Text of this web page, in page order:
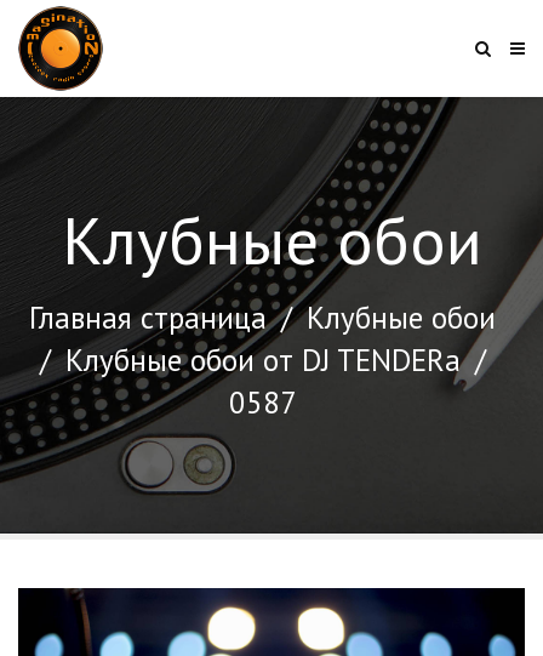
Клубные обои
Главная страница /Клубные обои
/Клубные обои от DJ TENDERа /
0587